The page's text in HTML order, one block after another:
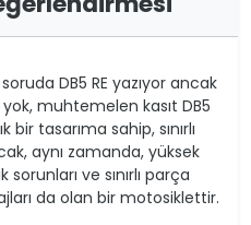
DB5 RE yazıyor ancak
muhtemelen kasıt DB5
tasarıma sahip, sınırlı
aynı zamanda, yüksek
ve sınırlı parça
da olan bir motosiklettir.